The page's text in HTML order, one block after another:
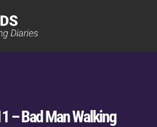
– Bad Man Walking